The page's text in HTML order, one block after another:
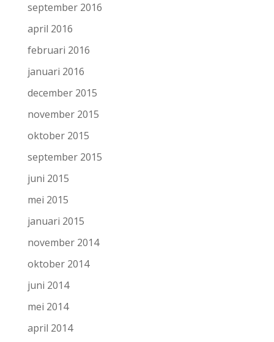
september 2016
april 2016
februari 2016
januari 2016
december 2015
november 2015
oktober 2015
september 2015
juni 2015
mei 2015
januari 2015
november 2014
oktober 2014
juni 2014
mei 2014
april 2014